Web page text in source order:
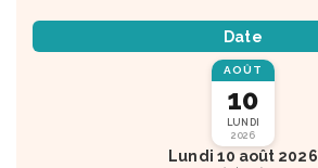
Date
AOÛT
10
LUNDI
2026
Lundi 10 août 2026